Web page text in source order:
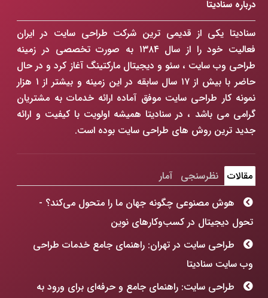
درباره سنادیتا
سنادیتا یکی از قدیمی ترین شرکت طراحی سایت در ایران
فعالیت خود را از سال ۱۳۸۴ به صورت تخصصی در زمینه
طراحی وب سایت ، سئو و دیجیتال مارکتینگ آغاز کرد و در حال
حاضر با بیش از ۱۷ سال سابقه در این زمینه و بیشتر از ۱ هزار
نمونه کار طراحی سایت موفق آماده ارائه خدمات به مشتریان
گرامی می باشد ، در سنادیتا همیشه اولویت با کیفیت و ارائه
جدید ترین روش های طراحی سایت بوده است.
مقالات نظرسنجی
آمار
هوش مصنوعی چگونه جهان ما را متحول می‌کند؟ -
تحول دیجیتال در کسب‌وکارهای نوین
طراحی سایت در تهران: راهنمای جامع خدمات طراحی
وب سایت سنادیتا
طراحی سایت: راهنمای جامع و حرفه‌ای برای ورود به